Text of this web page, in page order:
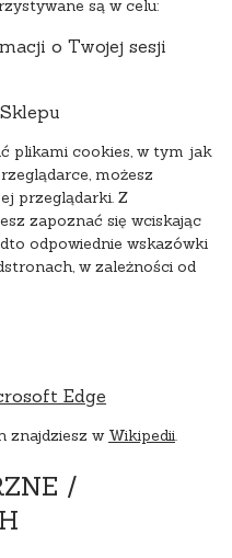
są w celu:
o Twojej sesji
plikami cookies, w tym jak
możesz
przeglądarki. Z
zapoznać się wciskając
odpowiednie wskazówki
w zależności od
Edge
znajdziesz w Wikipedii.
/